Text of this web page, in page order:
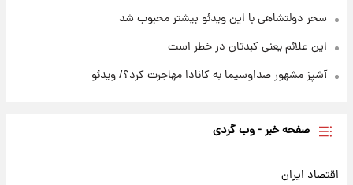
سحر دولتشاهی با این ویدئو بیشتر محبوب شد
این علائم یعنی کبدتان در خطر است
آشپز مشهور صداوسیما به کانادا مهاجرت کرد؟/ ویدئو
صفحه خبر - وب گردی
اقتصاد ایران